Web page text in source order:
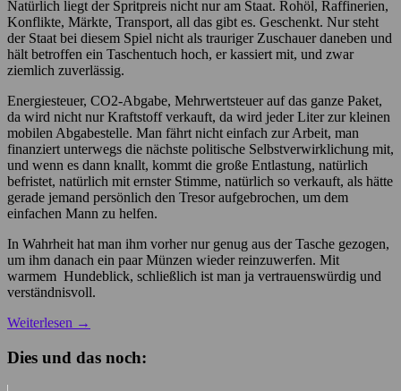
Natürlich liegt der Spritpreis nicht nur am Staat. Rohöl, Raffinerien,
Konflikte, Märkte, Transport, all das gibt es. Geschenkt. Nur steht
der Staat bei diesem Spiel nicht als trauriger Zuschauer daneben und
hält betroffen ein Taschentuch hoch, er kassiert mit, und zwar
ziemlich zuverlässig.
Energiesteuer, CO2-Abgabe, Mehrwertsteuer auf das ganze Paket,
da wird nicht nur Kraftstoff verkauft, da wird jeder Liter zur kleinen
mobilen Abgabestelle. Man fährt nicht einfach zur Arbeit, man
finanziert unterwegs die nächste politische Selbstverwirklichung mit,
und wenn es dann knallt, kommt die große Entlastung, natürlich
befristet, natürlich mit ernster Stimme, natürlich so verkauft, als hätte
gerade jemand persönlich den Tresor aufgebrochen, um dem
einfachen Mann zu helfen.
In Wahrheit hat man ihm vorher nur genug aus der Tasche gezogen,
um ihm danach ein paar Münzen wieder reinzuwerfen. Mit
warmem Hundeblick, schließlich ist man ja vertrauenswürdig und
verständnisvoll.
Weiterlesen →
Dies und das noch: